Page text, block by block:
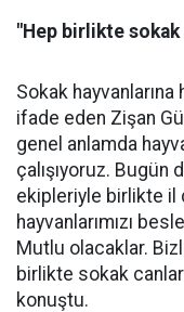
"Hep birlikte sokak
Sokak
ifade eden Zişan
genel anlamda
çalışıyoruz. Bugün
ekipleriyle birlikte il
hayvanlarımızı
Mutlu olacaklar.
birlikte sokak
konuştu.